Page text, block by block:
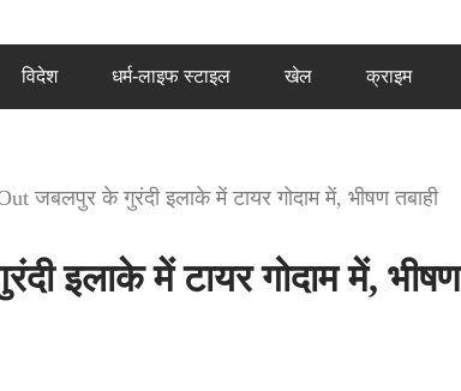
विदेश धर्म-लाइफ स्टाइल खेल क्राइम
जबलपुर के गुरंदी इलाके में टायर गोदाम में, भीषण तबाही
इलाके में टायर गोदाम में, भीषण